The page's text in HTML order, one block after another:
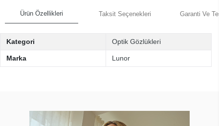
Ürün Özellikleri Taksit Seçenekleri Garanti Ve
Kategori Optik Gözlükleri
Marka Lunor